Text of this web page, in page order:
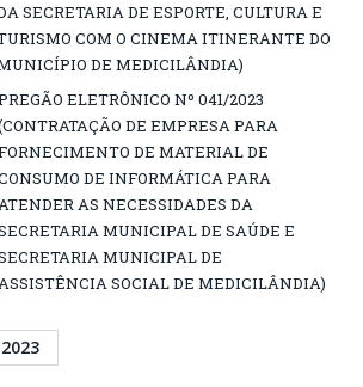
SECRETARIA DE ESPORTE, CULTURA E
COM O CINEMA ITINERANTE DO
DE MEDICILÂNDIA)
ELETRÔNICO Nº 041/2023
DE EMPRESA PARA
DE MATERIAL DE
DE INFORMÁTICA PARA
AS NECESSIDADES DA
MUNICIPAL DE SAÚDE E
MUNICIPAL DE
SOCIAL DE MEDICILÂNDIA)